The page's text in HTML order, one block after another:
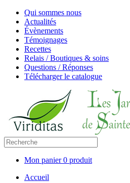
Qui sommes nous
Actualités
Évènements
Témoignages
Recettes
Relais / Boutiques & soins
Questions / Réponses
Télécharger le catalogue
Mon panier0 produit
Accueil